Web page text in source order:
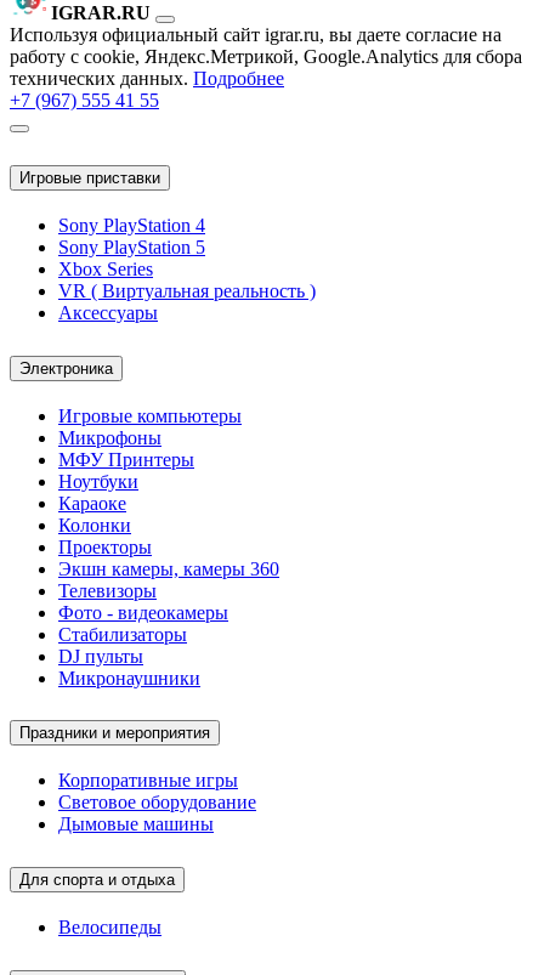
IGRAR.RU
Используя официальный сайт igrar.ru, вы даете согласие на
работу с cookie, Яндекс.Метрикой, Google.Analytics для сбора
технических данных. Подробнее
+7 (967) 555 41 55
Игровые приставки
Sony PlayStation 4
Sony PlayStation 5
Xbox Series
VR ( Виртуальная реальность )
Аксессуары
Электроника
Игровые компьютеры
Микрофоны
МФУ Принтеры
Ноутбуки
Караоке
Колонки
Проекторы
Экшн камеры, камеры 360
Телевизоры
Фото - видеокамеры
Стабилизаторы
DJ пульты
Микронаушники
Праздники и мероприятия
Корпоративные игры
Световое оборудование
Дымовые машины
Для спорта и отдыха
Велосипеды